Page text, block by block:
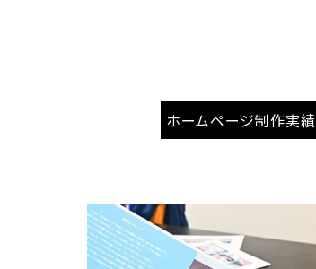
ホームページ制作実績